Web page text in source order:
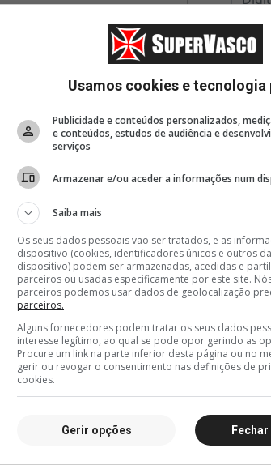
Usamos cookies e tecnologia
Publicidade e conteúdos personalizados,
e conteúdos, estudos de audiência e
serviços
Armazenar e/ou aceder a informações num
Saiba mais
Os seus dados pessoais vão ser tratados, e as
dispositivo (cookies, identificadores únicos e outros
dispositivo) podem ser armazenadas, acedidas e
parceiros ou usadas especificamente por este site.
parceiros podemos usar dados de geolocalização
parceiros.
Alguns fornecedores podem tratar os seus dados
interesse legítimo, ao qual se pode opor gerindo as
Procure um link na parte inferior desta página ou no
gerir ou revogar o consentimento nas definições de
cookies.
Gerir opções